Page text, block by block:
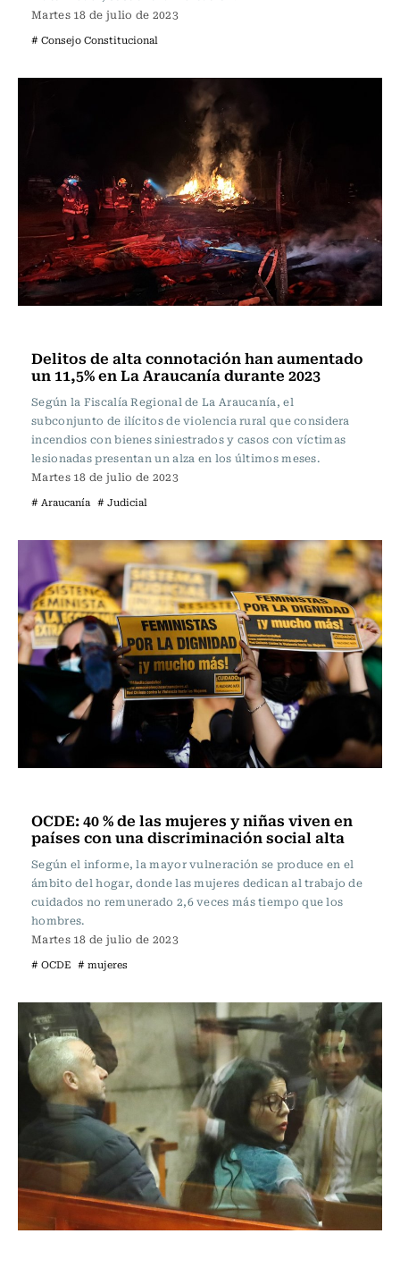
Martes 18 de julio de 2023
# Consejo Constitucional
Delitos de alta connotación han aumentado
un 11,5% en La Araucanía durante 2023
Según la Fiscalía Regional de La Araucanía, el
subconjunto de ilícitos de violencia rural que considera
incendios con bienes siniestrados y casos con víctimas
lesionadas presentan un alza en los últimos meses.
Martes 18 de julio de 2023
# Araucanía # Judicial
OCDE: 40 % de las mujeres y niñas viven en
países con una discriminación social alta
Según el informe, la mayor vulneración se produce en el
ámbito del hogar, donde las mujeres dedican al trabajo de
cuidados no remunerado 2,6 veces más tiempo que los
hombres.
Martes 18 de julio de 2023
# OCDE # mujeres